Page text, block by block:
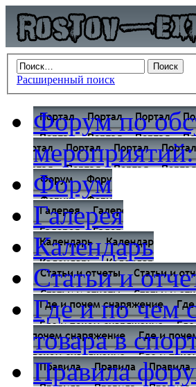
Расширенный поиск
Форум по
Форум
Галерея
Календарь
Статьи и
Где и по чем
товара в
Правила